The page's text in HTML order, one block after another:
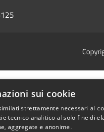
sui cookie
strettamente necessari al
tecnico analitico al solo fine di
aggregate e anonime.